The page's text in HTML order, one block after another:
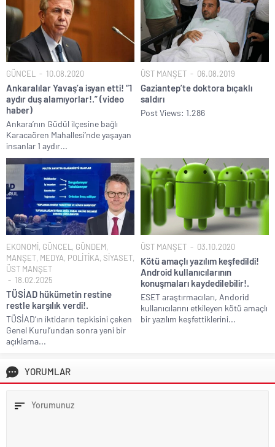
GÜNCEL 10.08.2020
Ankaralılar Yavaş’a isyan etti! “1
aydır duş alamıyorlar!.” (video
haber)
Ankara’nın Güdül ilçesine bağlı
Karacaören Mahallesi’nde yaşayan
insanlar 1 aydır...
ÜST MANŞET 06.08.2019
Gaziantep’te doktora bıçaklı
saldırı
Post Views: 1.286
EKONOMİ, GÜNCEL , GÜNDEM,
MANŞET, MEDYA, POLİTİKA, SİYASET,
ÜST MANŞET
18.02.2025
TÜSİAD hükümetin restine
restle karşılık verdi!.
TÜSİAD’ın iktidarın tepkisini çeken
Genel Kurul’undan sonra yeni bir
açıklama...
ÜST MANŞET 03.10.2020
Kötü amaçlı yazılım keşfedildi!
Android kullanıcılarının
konuşmaları kaydedilebilir!.
ESET araştırmacıları, Andorid
kullanıcılarını etkileyen kötü amaçlı
bir yazılım keşfettiklerini...
YORUMLAR